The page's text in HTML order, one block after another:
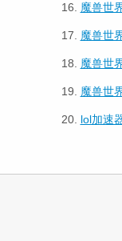
16. 魔兽世
17. 魔兽世
18. 魔兽世
19. 魔兽世
20. lol加速